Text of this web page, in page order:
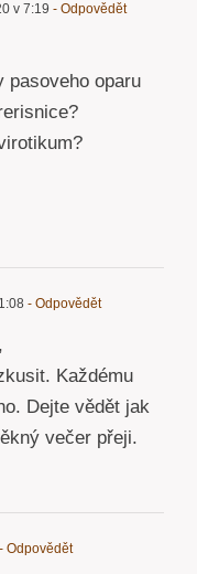
v 7:19 - Odpovědět
pasoveho oparu
- Odpovědět
Každému
Dejte vědět jak
večer přeji.
- Odpovědět